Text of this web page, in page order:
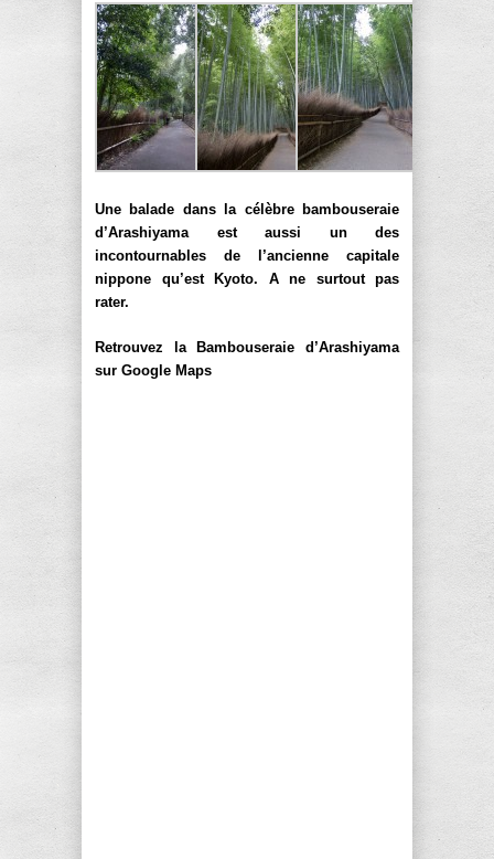
Une balade dans la célèbre bambouseraie
d’Arashiyama est aussi un des
incontournables de l’ancienne capitale
nippone qu’est Kyoto. A ne surtout pas
rater.
Retrouvez la Bambouseraie d’Arashiyama
sur Google Maps